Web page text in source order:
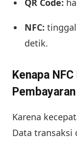
NFC:
detik.
Kenapa
Karena
Data transaksi